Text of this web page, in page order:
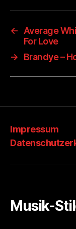
←
Average
For Love
→
Brandye –
Impressum
Musik-